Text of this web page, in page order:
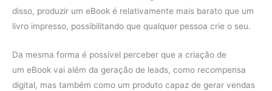
disso, produzir um eBook é relativamente mais barato que um
livro impresso, possibilitando que qualquer pessoa crie o seu.
Da mesma forma é possível perceber que a criação de
um eBook vai além da geração de leads, como recompensa
digital, mas também como um produto capaz de gerar vendas